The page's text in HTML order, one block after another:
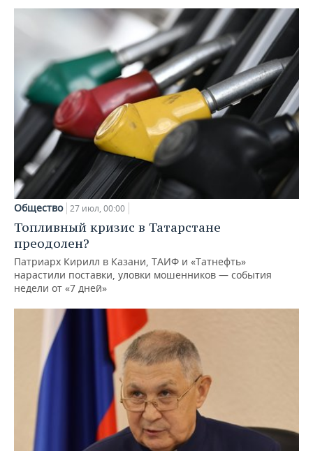
Общество 27 июл, 00:00
Топливный кризис в Татарстане
преодолен?
Патриарх Кирилл в Казани, ТАИФ и «Татнефть»
нарастили поставки, уловки мошенников — события
недели от «7 дней»